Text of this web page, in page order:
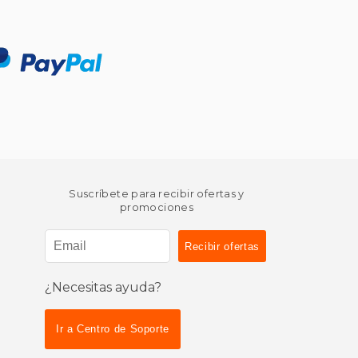
Suscríbete para recibir ofertas y
promociones
¿Necesitas ayuda?
Ir a Centro de Soporte